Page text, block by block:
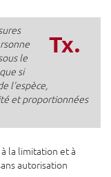
Tx.
le
si
l'espèce,
et proportionnées
la limitation et à
autorisation